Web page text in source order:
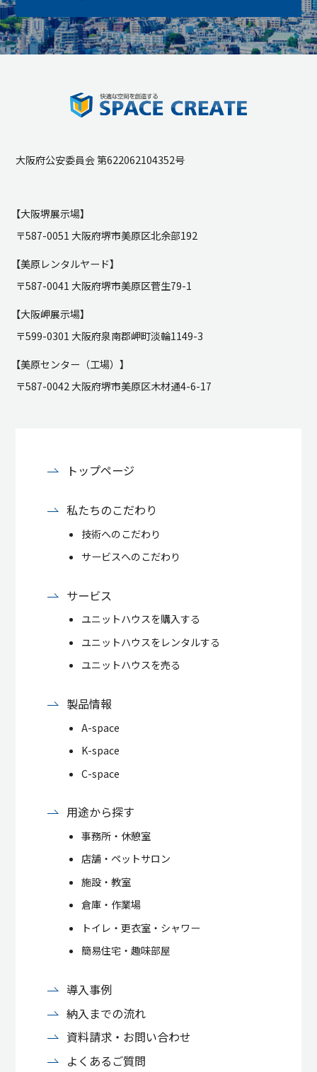
大阪府公安委員会 第622062104352号
【大阪堺展示場】
〒587-0051 大阪府堺市美原区北余部192
【美原レンタルヤード】
〒587-0041 大阪府堺市美原区菅生79-1
【大阪岬展示場】
〒599-0301 大阪府泉南郡岬町淡輪1149-3
【美原センター（工場）】
〒587-0042 大阪府堺市美原区木材通4-6-17
トップページ
私たちのこだわり
技術へのこだわり
サービスへのこだわり
サービス
ユニットハウスを購入する
ユニットハウスをレンタルする
ユニットハウスを売る
製品情報
A-space
K-space
C-space
用途から探す
事務所・休憩室
店舗・ペットサロン
施設・教室
倉庫・作業場
トイレ・更衣室・シャワー
簡易住宅・趣味部屋
導入事例
納入までの流れ
資料請求・お問い合わせ
よくあるご質問